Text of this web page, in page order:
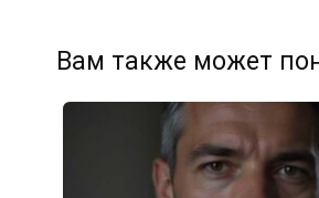
Вам также может